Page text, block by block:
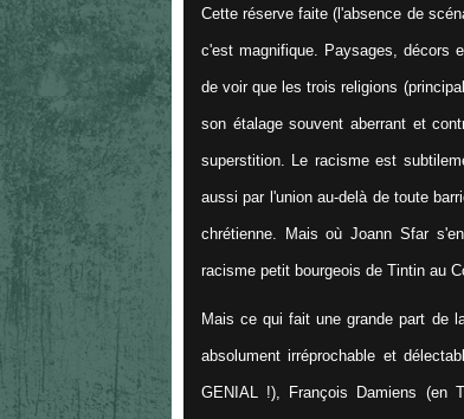
Cette réserve faite (l'absence de
c'est magnifique. Paysages, décors
de voir que les trois religions
son étalage souvent aberrant et
superstition. Le racisme est
aussi par l'union au-delà de toute
chrétienne. Mais où Joann Sfar
racisme petit bourgeois de Tintin au
Mais ce qui fait une grande part de
absolument irréprochable et
GENIAL !), François Damiens (en